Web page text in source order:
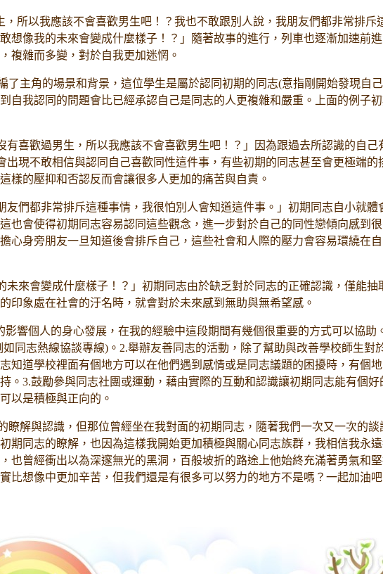
所以我應該不會喜歡男生吧！？我也不敢跟別人說，我朋友們都非常排斥
像我的未來會變成什麼樣子！？」隨著故事的進行，列車也逐漸加速前
複雜而多變，對於自我更加迷惘。
主角的場景和背景，這位學生是屬於認同初期的同志(意指剛開始發現自
自我認同的問題會比已經承認自己是同志的人更複雜和嚴重。上面的例子
喜歡過男生，所以我應該不會喜歡男生吧！？」因為跟過去所認識的自己
出現不敢相信與認同自己喜歡同性這件事，有些初期的同志甚至會更極端的
樣的壓抑和否認反而會讓很多人更加的痛苦與自責。
們都非常排斥這種事情，我很怕別人會知道這件事。」初期同志自小就體
也會使得初期同志容易認同這些觀念，進一步對於自己的同性戀傾向感到很
心身旁朋友一旦知道後會排斥自己，這些社會和人際的壓力會容易環繞在自
來會變成什麼樣子！？」初期同志由於缺乏對於同志的正確認識，僅能抽
印象處在社會的汙名時，就會對於未來感到無助與無希望感。
響個人的身心發展，在我的經驗中這段期間有幾個很重要的方式可以協助
同志熱線協談專線)。2.舉辦友善同志的活動，除了幫助與改善學校師生對
知道學校裡面有個地方可以在他們遇到感情或是同志議題的困擾時，有個
。3.鼓勵參與同志社團或運動，藉由實際的互動和認識讓初期同志能有個好
以是積極與正向的。
解與認識，但那位曾經坐在我對面的初期同志，隨著我們一次又一次的談
期同志的瞭解，也因為這樣我開始更加積極與關心同志族群，我相信我永
也曾經衝出以為深邃無光的黑洞，百般坡折的路途上他始終充滿著勇氣和
比想像中更加辛苦，但我們還是有很多可以努力的地方不是嗎？一起加油